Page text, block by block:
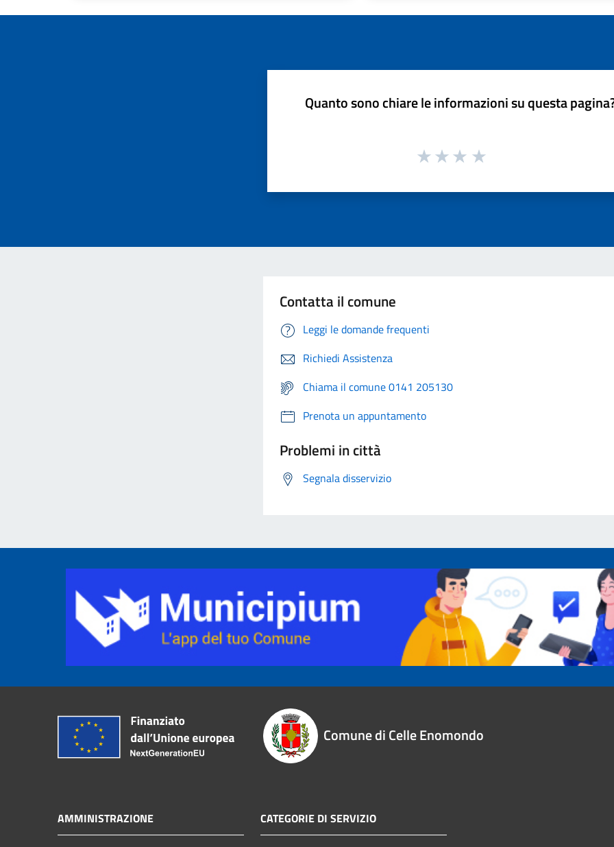
Quanto sono chiare le informazioni su questa
Contatta il comune
Leggi le domande frequenti
Richiedi Assistenza
Chiama il comune 0141 205130
Prenota un appuntamento
Problemi in città
Segnala disservizio
Comune di Celle Enomondo
AMMINISTRAZIONE CATEGORIE DI SERVIZIO